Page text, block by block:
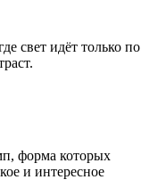
свет идёт только по
форма которых
и интересное